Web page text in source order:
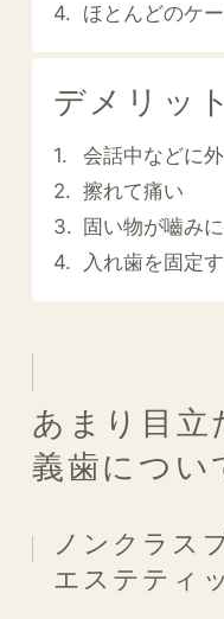
ほとんどのケ
デメリット
会話中などに
擦れて痛い
固い物が嚙み
入れ歯を固定
あまり目立
義歯につい
ノンクラス
エステティ